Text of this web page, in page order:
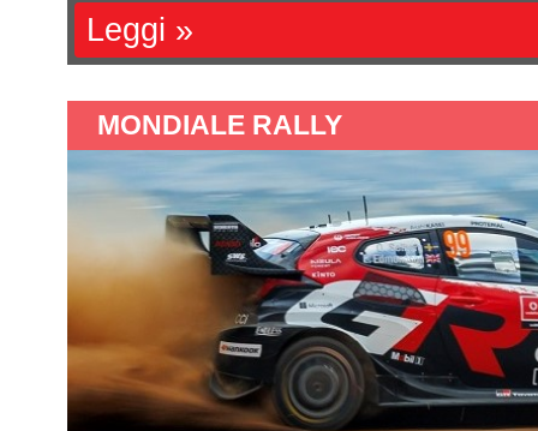
Leggi »
MONDIALE RALLY